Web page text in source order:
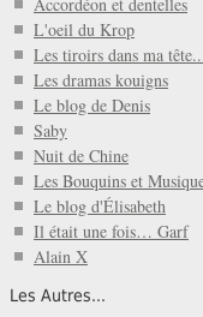
L'oeil du Krop
Les tiroirs dans ma tête...
Les dramas kouigns
Le blog de Denis
Saby
Nuit de Chine
Les Bouquins et
Le blog d'Élisabeth
Il était une fois… Garf
Alain X
Les Autres...